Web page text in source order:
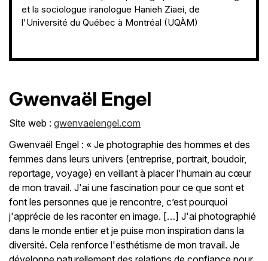
et la sociologue iranologue Hanieh Ziaei, de
l'Université du Québec à Montréal (UQÀM)
Gwenvaël Engel
Site web : gwenvaelengel.com
Gwenvaël Engel : « Je photographie des hommes et des
femmes dans leurs univers (entreprise, portrait, boudoir,
reportage, voyage) en veillant à placer l'humain au cœur
de mon travail. J'ai une fascination pour ce que sont et
font les personnes que je rencontre, c’est pourquoi
j'apprécie de les raconter en image. […] J'ai photographié
dans le monde entier et je puise mon inspiration dans la
diversité. Cela renforce l'esthétisme de mon travail. Je